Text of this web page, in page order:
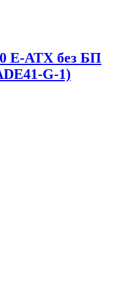
E-ATX без БП
G-1)